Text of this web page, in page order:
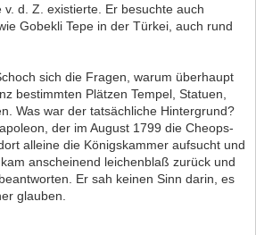
d. Z. existierte. Er besuchte auch
Gobekli Tepe in der Türkei, auch rund
sich die Fragen, warum überhaupt
bestimmten Plätzen Tempel, Statuen,
Was war der tatsächliche Hintergrund?
der im August 1799 die Cheops-
alleine die Königskammer aufsucht und
anscheinend leichenblaß zurück und
Er sah keinen Sinn darin, es
glauben.